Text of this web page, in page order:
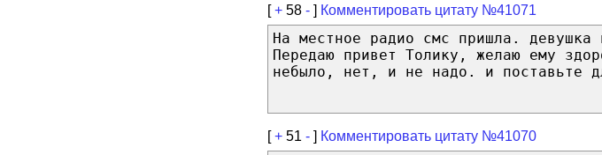
[+ 58 - ] Комментировать цитату №41071
На местное радио смс пришла. девушка
Передаю привет Толику, желаю ему
небыло, нет, и не надо. и поставьте
[+ 51 - ] Комментировать цитату №41070